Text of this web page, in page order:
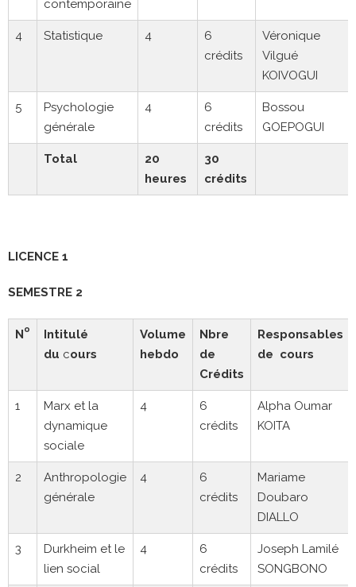
contemporaine
4 Statistique 4
6
crédits
Véronique
Vilgué
KOIVOGUI
5
Psychologie
générale
4
6
crédits
Bossou
GOEPOGUI
Total
20
heures
30
crédits
LICENCE 1
SEMESTRE 2
No
Intitulé
du cours
Volume
hebdo
Nbre
de
Crédits
Responsables
de cours
1
Marx et la
dynamique
sociale
4
6
crédits
Alpha Oumar
KOITA
2
Anthropologie
générale
4
6
crédits
Mariame
Doubaro
DIALLO
3
Durkheim et le
lien social
4
6
crédits
Joseph Lamilé
SONGBONO